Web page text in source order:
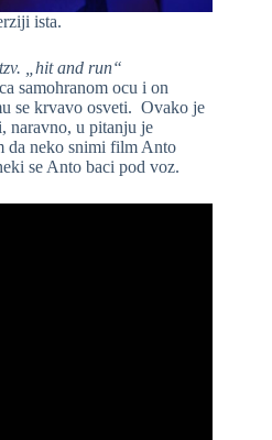
ista.
tzv. „hit and run“
samohranom ocu i on
se krvavo osveti. Ovako je
naravno, u pitanju je
da neko snimi film Anto
se Anto baci pod voz.